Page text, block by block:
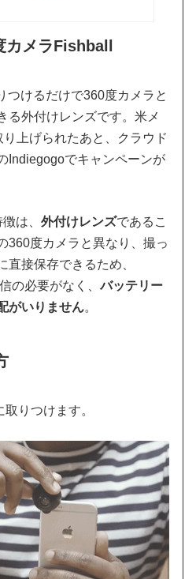
カメラFishball
つけるだけで360度カメラと
る外付けレンズです。米メ
上げられたあと、クラウド
Indiegogoでキャンペーンが
徴は、外付けレンズであるこ
360度カメラと異なり、撮っ
直接保存できるため、
の必要がなく、バッテリー
がいりません。
りつけます。